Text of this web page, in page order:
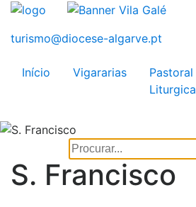
Início Vigararias
Pastoral
Liturgica
S. Francisco